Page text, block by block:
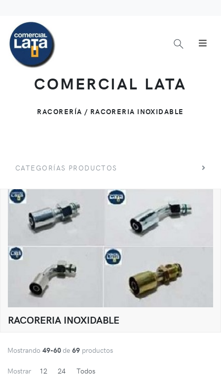
COMERCIAL LATA
RACORERÍA / RACORERIA INOXIDABLE
CATEGORÍAS PRODUCTOS
RACORERIA INOXIDABLE
Mostrando 49-60de 69 productos
Mostrar 12 24 Todos